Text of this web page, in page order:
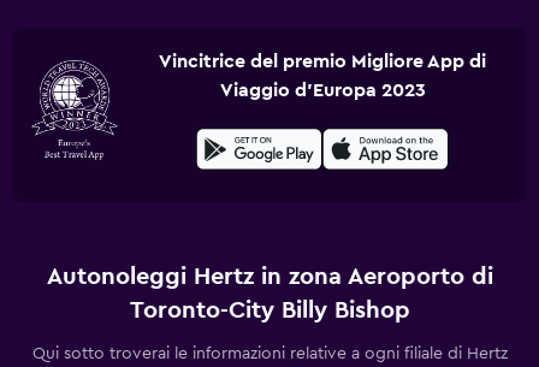
Vincitrice del premio Migliore App di
Viaggio d'Europa 2023
Autonoleggi Hertz in zona Aeroporto di
Toronto-City Billy Bishop
Qui sotto troverai le informazioni relative a ogni filiale di Hertz